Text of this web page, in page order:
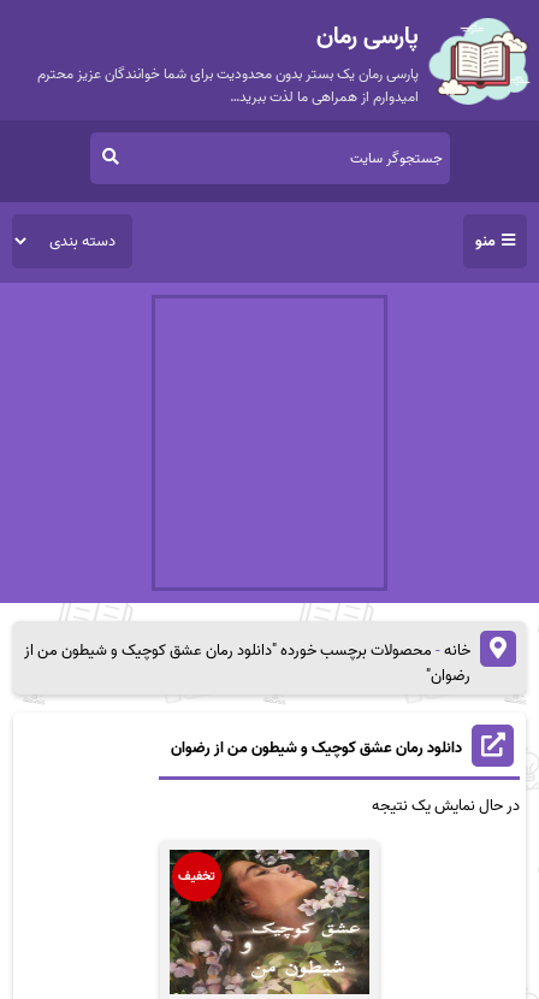
پارسی رمان
پارسی رمان یک بستر بدون محدودیت برای شما خوانندگان عزیز محترم
امیدوارم از همراهی ما لذت ببرید…
منو
خانه-محصولات برچسب خورده "دانلود رمان عشق کوچیک و شیطون من از
رضوان"
دانلود رمان عشق کوچیک و شیطون من از رضوان
در حال نمایش یک نتیجه
تخفیف